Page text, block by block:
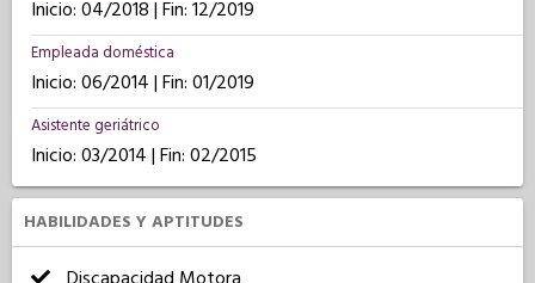
Inicio: 04/2018 | Fin: 12/2019
Empleada doméstica
Inicio: 06/2014 | Fin: 01/2019
Asistente geriátrico
Inicio: 03/2014 | Fin: 02/2015
HABILIDADES Y APTITUDES